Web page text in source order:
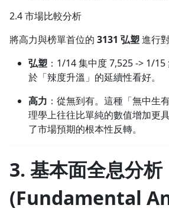
2.4 市場比較分析
將高力與榜單首位的 3131 弘塑進行
弘塑 ：1/14 集中度 7,525 -> 1/
於「辣度升溫」的延續性看好。
高力 ：從無到有。這種「無中生
理學上往往比單純的數值增加更
了市場預期的根本性反轉。
3. 基本面全息分析
(Fundamental